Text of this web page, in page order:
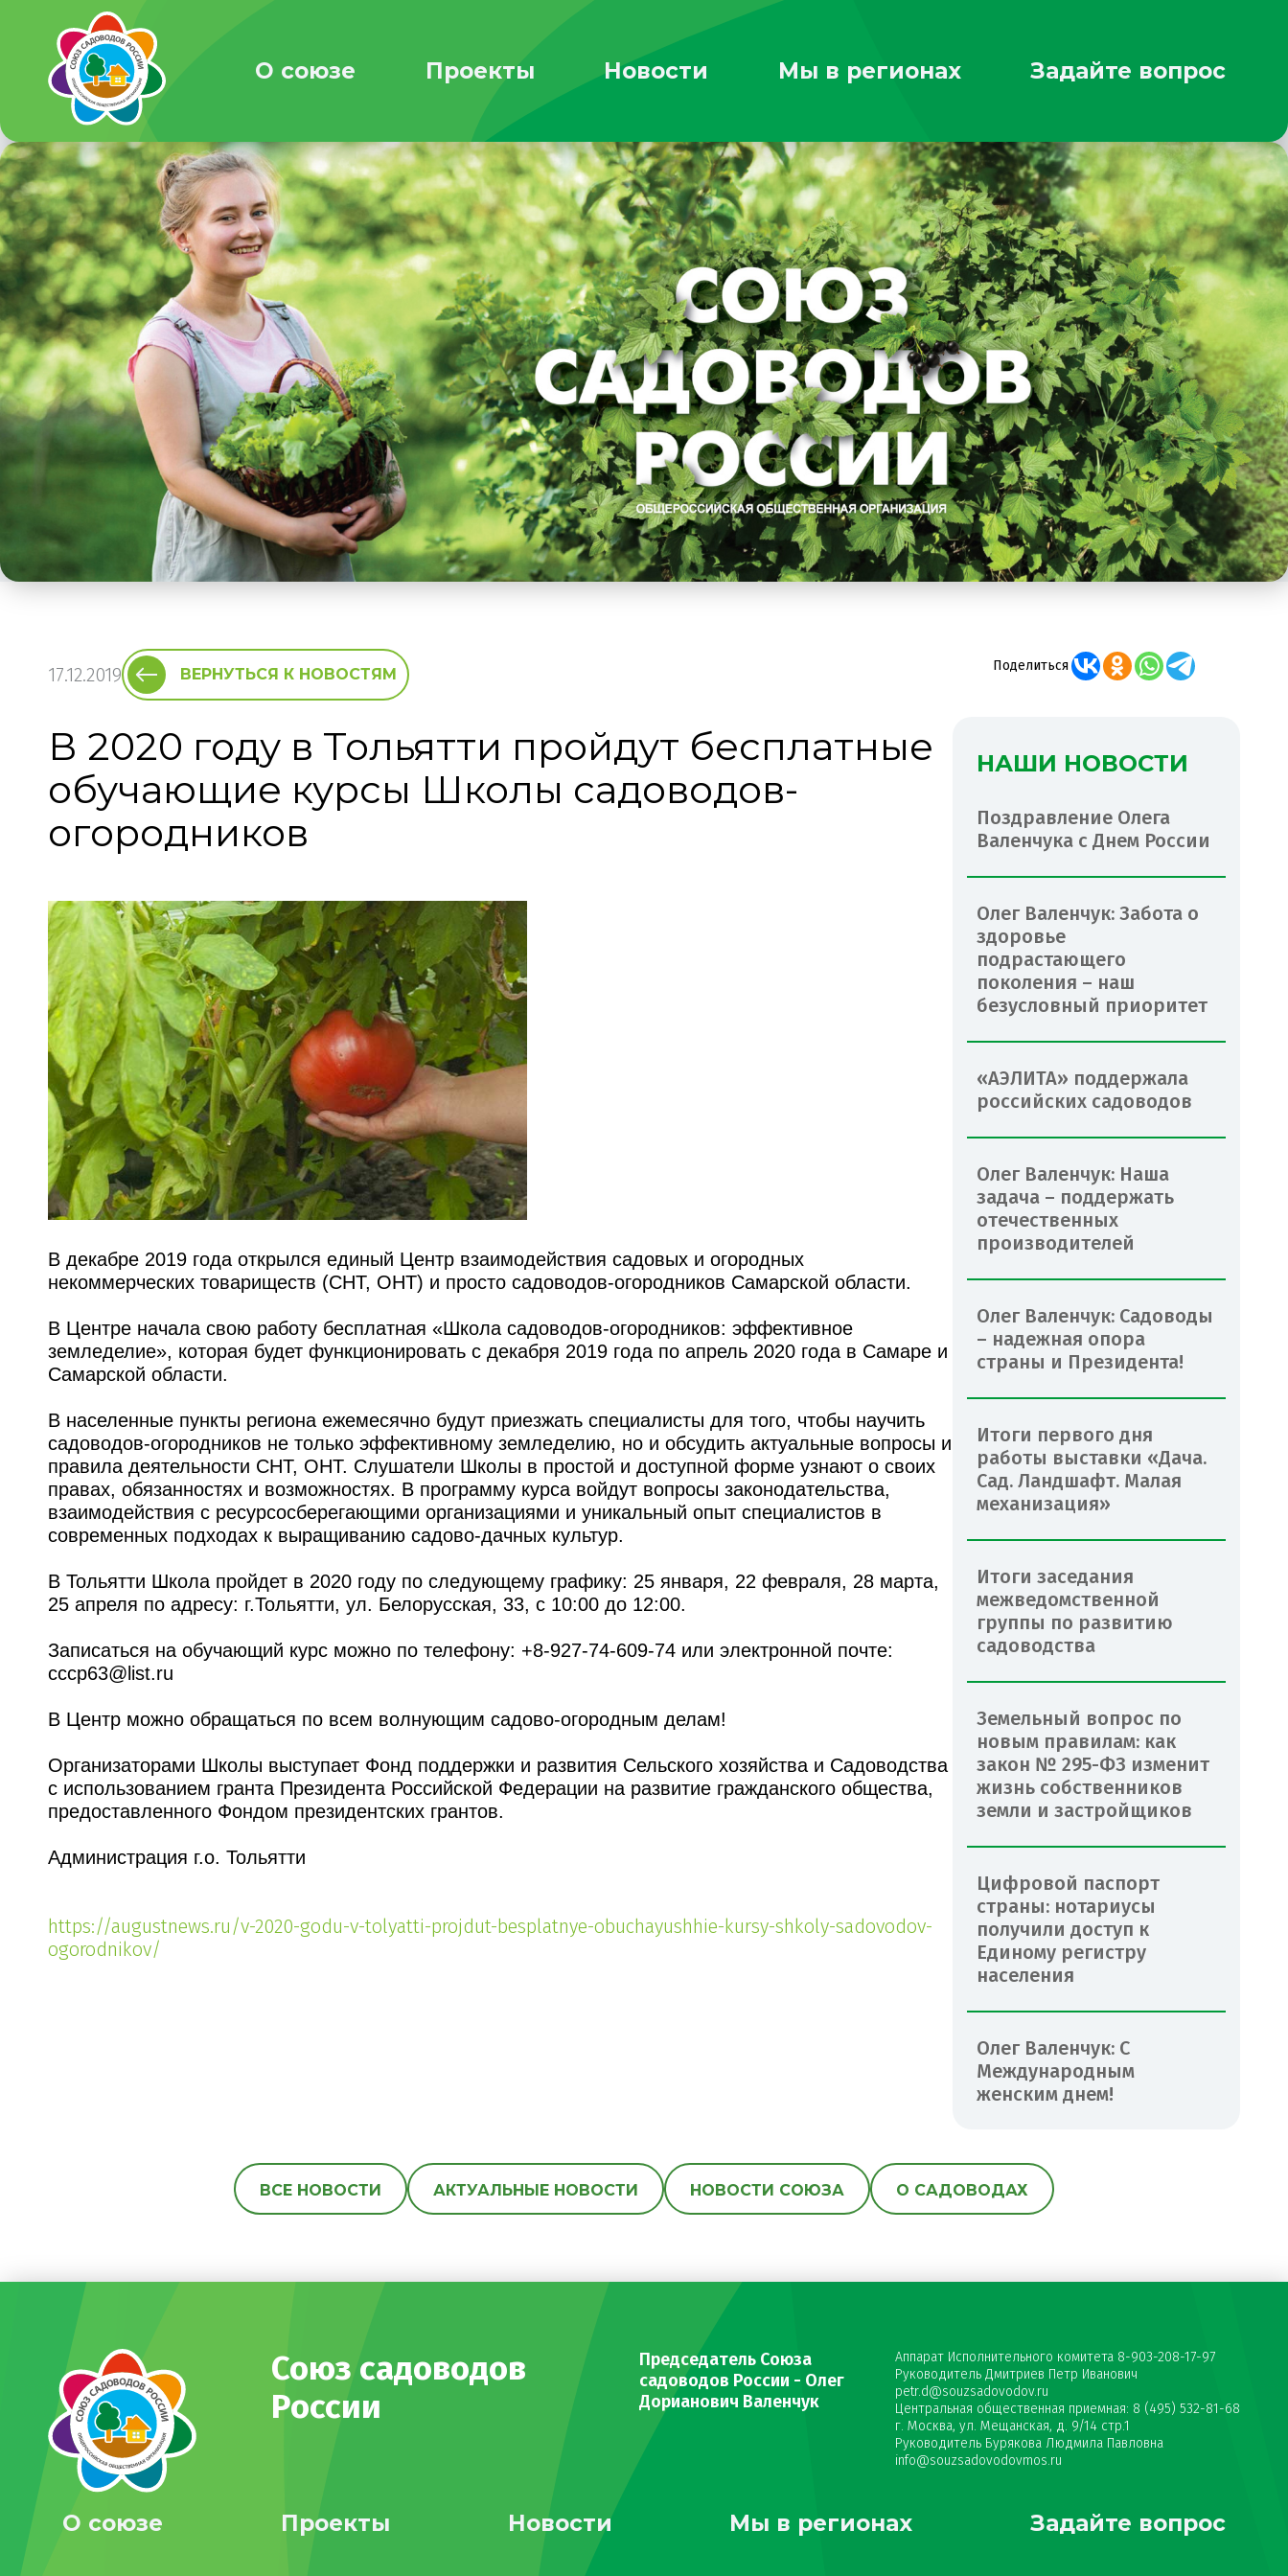
О союзе Проекты Новости Мы в регионах Задайте вопрос
17.12.2019 ВЕРНУТЬСЯ К НОВОСТЯМ
В 2020 году в Тольятти пройдут бесплатные
обучающие курсы Школы садоводов-
огородников
В декабре 2019 года открылся единый Центр взаимодействия садовых и огородных
некоммерческих товариществ (СНТ, ОНТ) и просто садоводов-огородников Самарской области.
В Центре начала свою работу бесплатная «Школа садоводов-огородников: эффективное
земледелие», которая будет функционировать с декабря 2019 года по апрель 2020 года в Самаре и
Самарской области.
В населенные пункты региона ежемесячно будут приезжать специалисты для того, чтобы научить
садоводов-огородников не только эффективному земледелию, но и обсудить актуальные вопросы и
правила деятельности СНТ, ОНТ. Слушатели Школы в простой и доступной форме узнают о своих
правах, обязанностях и возможностях. В программу курса войдут вопросы законодательства,
взаимодействия с ресурсосберегающими организациями и уникальный опыт специалистов в
современных подходах к выращиванию садово-дачных культур.
В Тольятти Школа пройдет в 2020 году по следующему графику: 25 января, 22 февраля, 28 марта,
25 апреля по адресу: г.Тольятти, ул. Белорусская, 33, с 10:00 до 12:00.
Записаться на обучающий курс можно по телефону: +8-927-74-609-74 или электронной почте:
cccp63@list.ru
В Центр можно обращаться по всем волнующим садово-огородным делам!
Организаторами Школы выступает Фонд поддержки и развития Сельского хозяйства и Садоводства
с использованием гранта Президента Российской Федерации на развитие гражданского общества,
предоставленного Фондом президентских грантов.
Администрация г.о. Тольятти
https://augustnews.ru/v-2020-godu-v-tolyatti-projdut-besplatnye-obuchayushhie-kursy-shkoly-sadovodov-
ogorodnikov/
Поделиться
НАШИ НОВОСТИ
Поздравление Олега
Валенчука с Днем России
Олег Валенчук: Забота о
здоровье
подрастающего
поколения – наш
безусловный приоритет
«АЭЛИТА» поддержала
российских садоводов
Олег Валенчук: Наша
задача – поддержать
отечественных
производителей
Олег Валенчук: Садоводы
– надежная опора
страны и Президента!
Итоги первого дня
работы выставки «Дача.
Сад. Ландшафт. Малая
механизация»
Итоги заседания
межведомственной
группы по развитию
садоводства
Земельный вопрос по
новым правилам: как
закон № 295-ФЗ изменит
жизнь собственников
земли и застройщиков
Цифровой паспорт
страны: нотариусы
получили доступ к
Единому регистру
населения
Олег Валенчук: С
Международным
женским днем!
ВСЕ НОВОСТИ АКТУАЛЬНЫЕ НОВОСТИ НОВОСТИ СОЮЗА О САДОВОДАХ
Союз садоводов
России
Председатель Союза
садоводов России - Олег
Дорианович Валенчук
Аппарат Исполнительного комитета 8-903-208-17-97
Руководитель Дмитриев Петр Иванович
petr.d@souzsadovodov.ru
Центральная общественная приемная: 8 (495) 532-81-68
г. Москва, ул. Мещанская, д. 9/14 стр.1
Руководитель Бурякова Людмила Павловна
info@souzsadovodovmos.ru
О союзе Проекты Новости Мы в регионах Задайте вопрос